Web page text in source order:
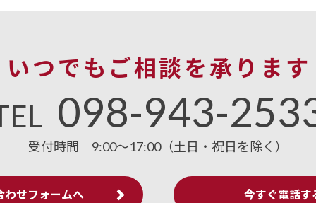
いつでもご相談を承ります
098-943-
受付時間 9:00～17:00（土日・祝日を除く）
わせフォームへ 今すぐ電話す